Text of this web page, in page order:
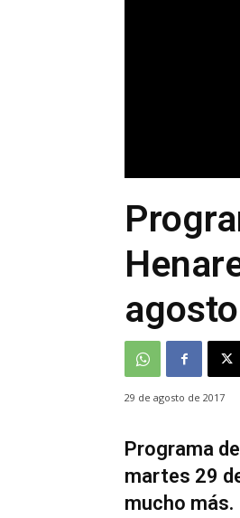
agosto
29 de agosto de 2017
Programa
martes 29
mucho más.